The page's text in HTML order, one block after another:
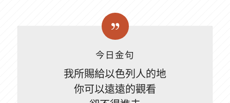
今日金句
我所賜給以色列人的地
你可以遠遠的觀看